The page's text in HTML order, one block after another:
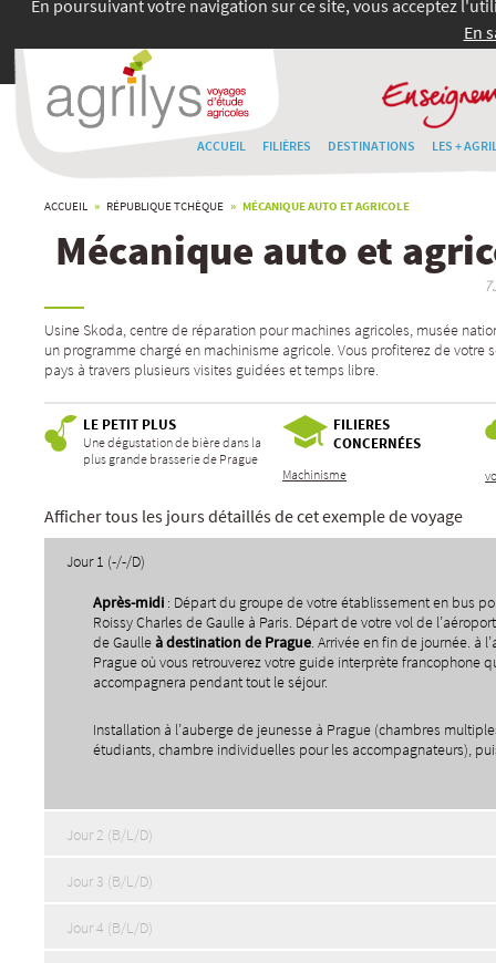
En poursuivant votre navigation sur ce site, vous acceptez
En
ACCUEIL FILIÈRES DESTINATIONS LES +
ACCUEIL » RÉPUBLIQUE TCHÈQUE » MÉCANIQUE AUTO ET AGRICOLE
Mécanique auto et
Usine Skoda, centre de réparation pour machines agricoles, musée
un programme chargé en machinisme agricole. Vous profiterez de votre
pays à travers plusieurs visites guidées et temps libre.
LE PETIT PLUS
Une dégustation de bière dans la
plus grande brasserie de Prague
FILIERES
CONCERNÉES
Machinisme
Afficher tous les jours détaillés de cet exemple de voyage
Jour 1 (-/-/D)
Après-midi : Départ du groupe de votre établissement en bus
Roissy Charles de Gaulle à Paris. Départ de votre vol de
de Gaulle àdestination de Prague. Arrivée en fin de journée. à
Prague où vous retrouverez votre guide interprète francophone
accompagnera pendant tout le séjour.
Installation à l’auberge de jeunesse à Prague (chambres
étudiants, chambre individuelles pour les accompagnateurs),
Jour 2 (B/L/D)
Jour 3 (B/L/D)
Jour 4 (B/L/D)